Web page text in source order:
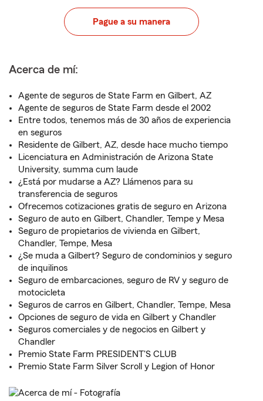
Pague a su manera
Acerca de mí:
Agente de seguros de State Farm en Gilbert, AZ
Agente de seguros de State Farm desde el 2002
Entre todos, tenemos más de 30 años de experiencia
en seguros
Residente de Gilbert, AZ, desde hace mucho tiempo
Licenciatura en Administración de Arizona State
University, summa cum laude
¿Está por mudarse a AZ? Llámenos para su
transferencia de seguros
Ofrecemos cotizaciones gratis de seguro en Arizona
Seguro de auto en Gilbert, Chandler, Tempe y Mesa
Seguro de propietarios de vivienda en Gilbert,
Chandler, Tempe, Mesa
¿Se muda a Gilbert? Seguro de condominios y seguro
de inquilinos
Seguro de embarcaciones, seguro de RV y seguro de
motocicleta
Seguros de carros en Gilbert, Chandler, Tempe, Mesa
Opciones de seguro de vida en Gilbert y Chandler
Seguros comerciales y de negocios en Gilbert y
Chandler
Premio State Farm PRESIDENT'S CLUB
Premio State Farm Silver Scroll y Legion of Honor